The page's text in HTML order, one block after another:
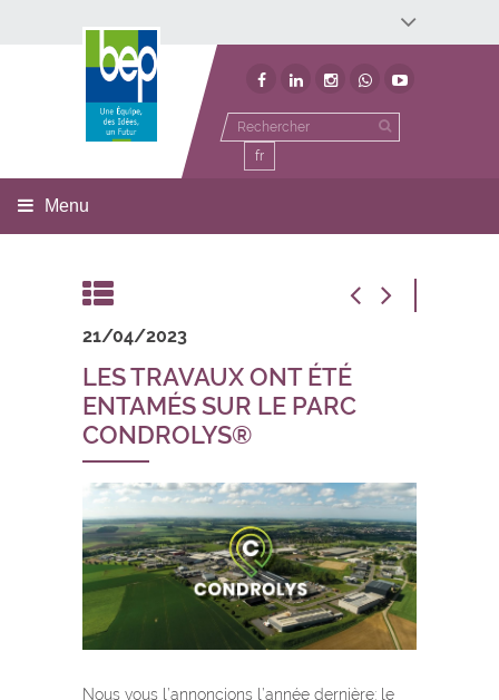
Développement économique
Développement territorial
fr
Menu
21/04/2023
LES TRAVAUX ONT ÉTÉ
ENTAMÉS SUR LE PARC
CONDROLYS®
Nous vous l’annoncions l’année dernière: le